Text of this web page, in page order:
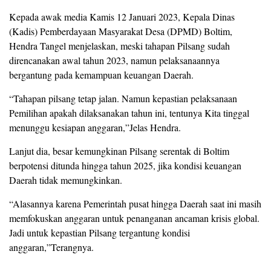
Kepada awak media Kamis 12 Januari 2023, Kepala Dinas
(Kadis) Pemberdayaan Masyarakat Desa (DPMD) Boltim,
Hendra Tangel menjelaskan, meski tahapan Pilsang sudah
direncanakan awal tahun 2023, namun pelaksanaannya
bergantung pada kemampuan keuangan Daerah.
“Tahapan pilsang tetap jalan. Namun kepastian pelaksanaan
Pemilihan apakah dilaksanakan tahun ini, tentunya Kita tinggal
menunggu kesiapan anggaran,”Jelas Hendra.
Lanjut dia, besar kemungkinan Pilsang serentak di Boltim
berpotensi ditunda hingga tahun 2025, jika kondisi keuangan
Daerah tidak memungkinkan.
“Alasannya karena Pemerintah pusat hingga Daerah saat ini masih
memfokuskan anggaran untuk penanganan ancaman krisis global.
Jadi untuk kepastian Pilsang tergantung kondisi
anggaran,”Terangnya.